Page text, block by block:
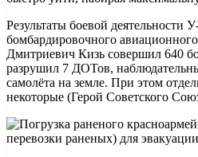
Результаты боевой деятельности
бомбардировочного
Дмитриевич Кизь совершил 640
разрушил 7 ДОТов,
самолёта на земле. При этом
некоторые (Герой Советского